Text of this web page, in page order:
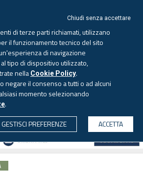
CERCA
agosto 2026 - Aggiornato alle 6.00
Chiudi senza accettare
di terze parti richiamati, utilizzano
il funzionamento tecnico del sito
di navigazione
tipo di dispositivo utilizzato,
nella Cookie Policy.
negare il consenso a tutti o ad alcuni
momento selezionando
.
GESTISCI PREFERENZE
ACCETTA